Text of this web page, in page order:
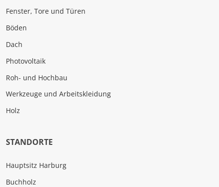
Fenster, Tore und Türen
Böden
Dach
Photovoltaik
Roh- und Hochbau
Werkzeuge und Arbeitskleidung
Holz
STANDORTE
Hauptsitz Harburg
Buchholz